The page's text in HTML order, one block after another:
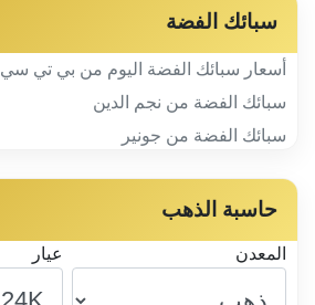
سبائك الفضة
أسعار سبائك الفضة اليوم من بي تي سي BTC
سبائك الفضة من نجم الدين
سبائك الفضة من جونير
حاسبة الذهب
المعدن عيار